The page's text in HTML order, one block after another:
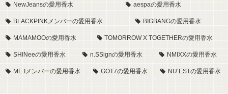
NewJeansの愛用香水 aespaの愛用香水
BLACKPINKメンバーの愛用香水 BIGBANGの愛用香水
MAMAMOOの愛用香水 TOMORROW X TOGETHERの愛用香水
SHINeeの愛用香水 n.SSignの愛用香水 NMIXXの愛用香水
ME:Iメンバーの愛用香水 GOT7の愛用香水 NU’ESTの愛用香水